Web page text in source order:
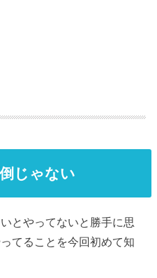
じゃない
とやってないと勝手に思
てることを今回初めて知